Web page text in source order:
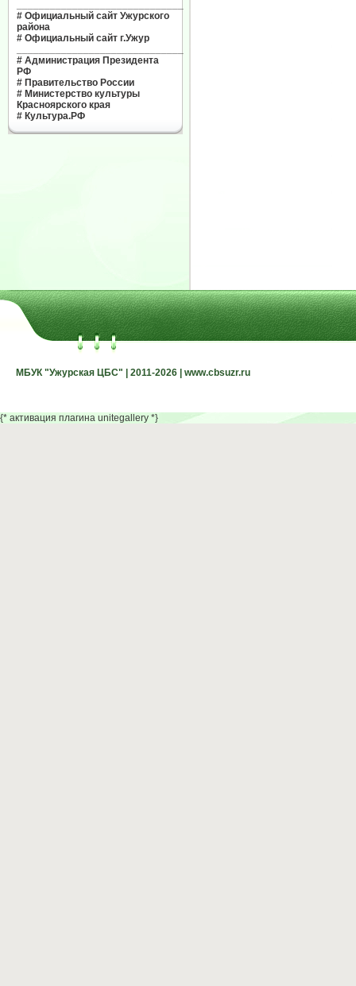
# Официальный сайт Ужурского
района
# Официальный сайт г.Ужур
# Администрация Президента
РФ
# Правительство России
# Министерство культуры
Красноярского края
# Культура.РФ
МБУК "Ужурская ЦБС" | 2011-2026 | www.cbsuzr.ru
МБУК "Ужурская ЦБС" | 2011-2026 | www.cbsuzr.ru
{* активация плагина unitegallery *}